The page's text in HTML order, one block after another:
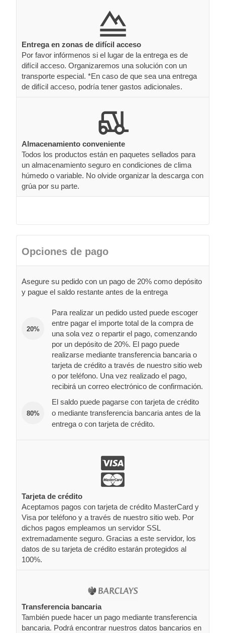
Entrega en zonas de difícil acceso
Por favor infórmenos si el lugar de la entrega es de
difícil acceso. Organizaremos una solución con un
transporte especial. *En caso de que sea una entrega
de difícil acceso, podría tener gastos adicionales.
Almacenamiento conveniente
Todos los productos están en paquetes sellados para
un almacenamiento seguro en condiciones de clima
húmedo o variable. No olvide organizar la descarga con
grúa por su parte.
Opciones de pago
Asegure su pedido con un pago de 20% como depósito
y pague el saldo restante antes de la entrega
20%
Para realizar un pedido usted puede escoger
entre pagar el importe total de la compra de
una sola vez o repartir el pago, comenzando
por un depósito de 20%. El pago puede
realizarse mediante transferencia bancaria o
tarjeta de crédito a través de nuestro sitio web
o por teléfono. Una vez realizado el pago,
recibirá un correo electrónico de confirmación.
80%
El saldo puede pagarse con tarjeta de crédito
o mediante transferencia bancaria antes de la
entrega o con tarjeta de crédito.
Tarjeta de crédito
Aceptamos pagos con tarjeta de crédito MasterCard y
Visa por teléfono y a través de nuestro sitio web. Por
dichos pagos empleamos un servidor SSL
extremadamente seguro. Gracias a este servidor, los
datos de su tarjeta de crédito estarán protegidos al
100%.
Transferencia bancaria
También puede hacer un pago mediante transferencia
bancaria. Podrá encontrar nuestros datos bancarios en